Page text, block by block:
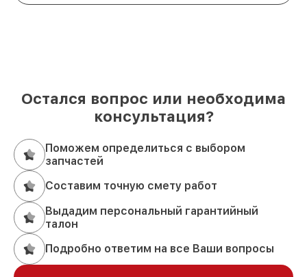
Остался вопрос или необходима
консультация?
Поможем определиться с выбором
запчастей
Составим точную смету работ
Выдадим персональный гарантийный
талон
Подробно ответим на все Ваши вопросы